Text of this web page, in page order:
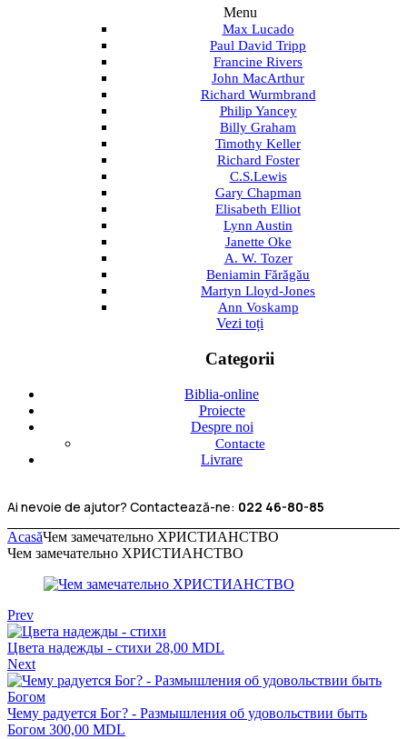
Menu
Max Lucado
Paul David Tripp
Francine Rivers
John MacArthur
Richard Wurmbrand
Philip Yancey
Billy Graham
Timothy Keller
Richard Foster
C.S.Lewis
Gary Chapman
Elisabeth Elliot
Lynn Austin
Janette Oke
A. W. Tozer
Beniamin Fărăgău
Martyn Lloyd-Jones
Ann Voskamp
Vezi toți
Categorii
Biblia-online
Proiecte
Despre noi
Contacte
Livrare
Ai nevoie de ajutor? Contactează-ne: 022 46-80-85
AcasăЧем замечательно ХРИСТИАНСТВО
Чем замечательно ХРИСТИАНСТВО
Prev
Цвета надежды - стихи 28,00 MDL
Next
Чему радуется Бог? - Размышления об удовольствии быть
Богом 300,00 MDL